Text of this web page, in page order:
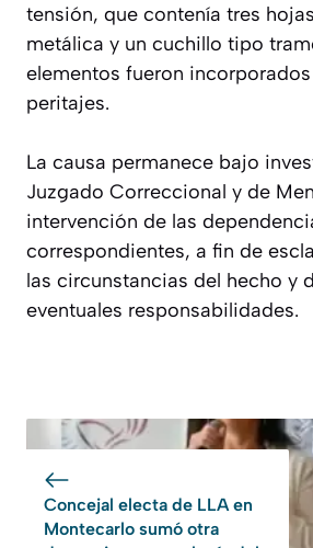
tensión, que contenía tres
metálica y un cuchillo tipo
elementos fueron
peritajes.
La causa permanece bajo
Juzgado Correccional y de
intervención de las
correspondientes, a fin de
las circunstancias del hecho y
eventuales responsabilidades.
Concejal electa de LLA en
Montecarlo sumó otra